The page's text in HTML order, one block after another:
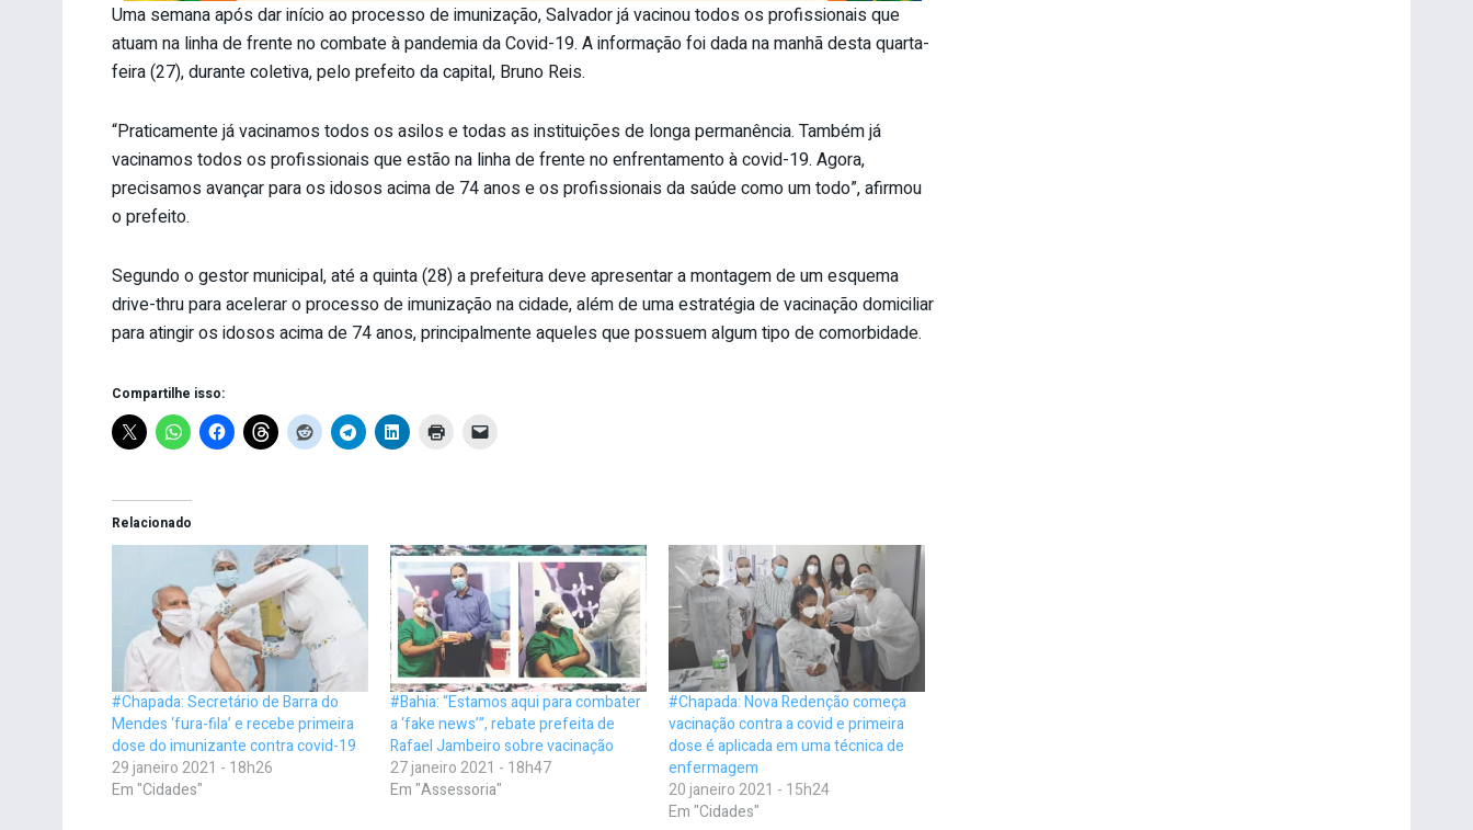
Uma semana após dar início ao processo de imunização, Salvador já vacinou todos os profissionais que
atuam na linha de frente no combate à pandemia da Covid-19. A informação foi dada na manhã desta quarta-
feira (27), durante coletiva, pelo prefeito da capital, Bruno Reis.
“Praticamente já vacinamos todos os asilos e todas as instituições de longa permanência. Também já
vacinamos todos os profissionais que estão na linha de frente no enfrentamento à covid-19. Agora,
precisamos avançar para os idosos acima de 74 anos e os profissionais da saúde como um todo”, afirmou
o prefeito.
Segundo o gestor municipal, até a quinta (28) a prefeitura deve apresentar a montagem de um esquema
drive-thru para acelerar o processo de imunização na cidade, além de uma estratégia de vacinação domiciliar
para atingir os idosos acima de 74 anos, principalmente aqueles que possuem algum tipo de comorbidade.
Compartilhe isso:
Relacionado
#Chapada: Secretário de Barra do
Mendes ‘fura-fila’ e recebe primeira
dose do imunizante contra covid-19
29 janeiro 2021 - 18h26
Em "Cidades"
#Bahia: “Estamos aqui para combater
a ‘fake news’”, rebate prefeita de
Rafael Jambeiro sobre vacinação
27 janeiro 2021 - 18h47
Em "Assessoria"
#Chapada: Nova Redenção começa
vacinação contra a covid e primeira
dose é aplicada em uma técnica de
enfermagem
20 janeiro 2021 - 15h24
Em "Cidades"